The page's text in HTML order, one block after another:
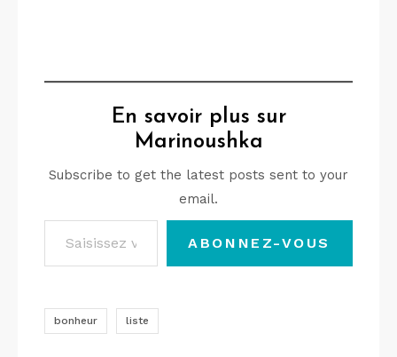
En savoir plus sur
Marinoushka
Subscribe to get the latest posts sent to your
email.
Saisissez votre adresse e-mail…
ABONNEZ-VOUS
bonheur liste